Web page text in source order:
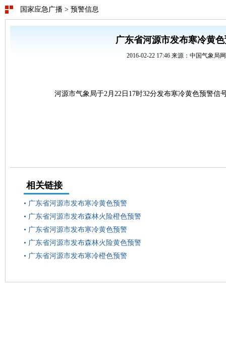
国家应急广播 > 预警信息
广东省河源市发布寒冷黄
2016-02-22 17:46 来源：中国气象局
河源市气象局于2月22日17时32分发布寒冷黄色预警信
相关链接
• 广东省河源市发布寒冷黄色预警
• 广东省河源市发布森林火险橙色预警
• 广东省河源市发布寒冷黄色预警
• 广东省河源市发布森林火险黄色预警
• 广东省河源市发布寒冷橙色预警